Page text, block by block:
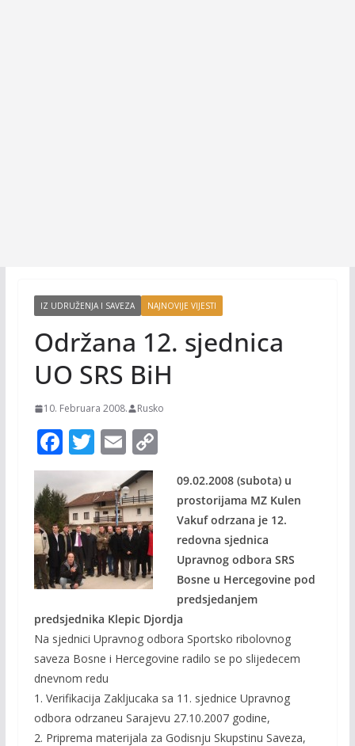
IZ UDRUŽENJA I SAVEZA NAJNOVIJE VIJESTI
Održana 12. sjednica
UO SRS BiH
10. Februara 2008. Rusko
F
ac
e
b
o
o
k
T
w
itt
er
E
m
ai
l
C
09.02.2008 (subota) u
prostorijama MZ Kulen
Vakuf odrzana je 12.
redovna sjednica
Upravnog odbora SRS
Bosne u Hercegovine pod
predsjedanjem
predsjednika Klepic Djordja
Na sjednici Upravnog odbora Sportsko ribolovnog
saveza Bosne i Hercegovine radilo se po slijedecem
dnevnom redu
1. Verifikacija Zakljucaka sa 11. sjednice Upravnog
odbora odrzaneu Sarajevu 27.10.2007 godine,
2. Priprema materijala za Godisnju Skupstinu Saveza,